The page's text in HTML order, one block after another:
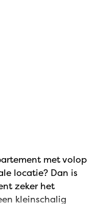
met volop
locatie? Dan is
zeker het
kleinschalig